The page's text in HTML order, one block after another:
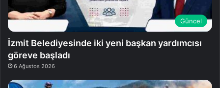
Güncel
İzmit Belediyesinde iki yeni başkan yardımcısı
göreve başladı
6 Ağustos 2026